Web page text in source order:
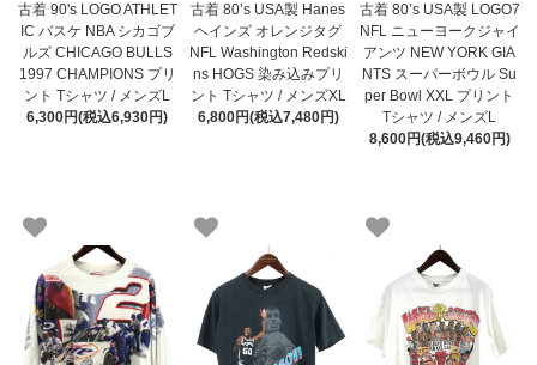
古着 90's LOGO ATHLET
IC バスケ NBA シカゴブ
ルズ CHICAGO BULLS
1997 CHAMPIONS プリ
ント Tシャツ / メンズL
6,300円(税込6,930円)
古着 80’s USA製 Hanes
ヘインズ オレンジタグ
NFL Washington Redski
ns HOGS 染み込みプリ
ント Tシャツ / メンズXL
6,800円(税込7,480円)
古着 80’s USA製 LOGO7
NFL ニューヨークジャイ
アンツ NEW YORK GIA
NTS スーパーボウル Su
per Bowl XXL プリント
Tシャツ / メンズL
8,600円(税込9,460円)